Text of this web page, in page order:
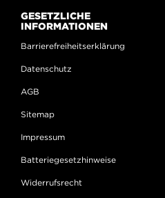
GESETZLICHE
INFORMATIONEN
Barrierefreiheitserklärung
Datenschutz
AGB
Sitemap
Impressum
Batteriegesetzhinweise
Widerrufsrecht